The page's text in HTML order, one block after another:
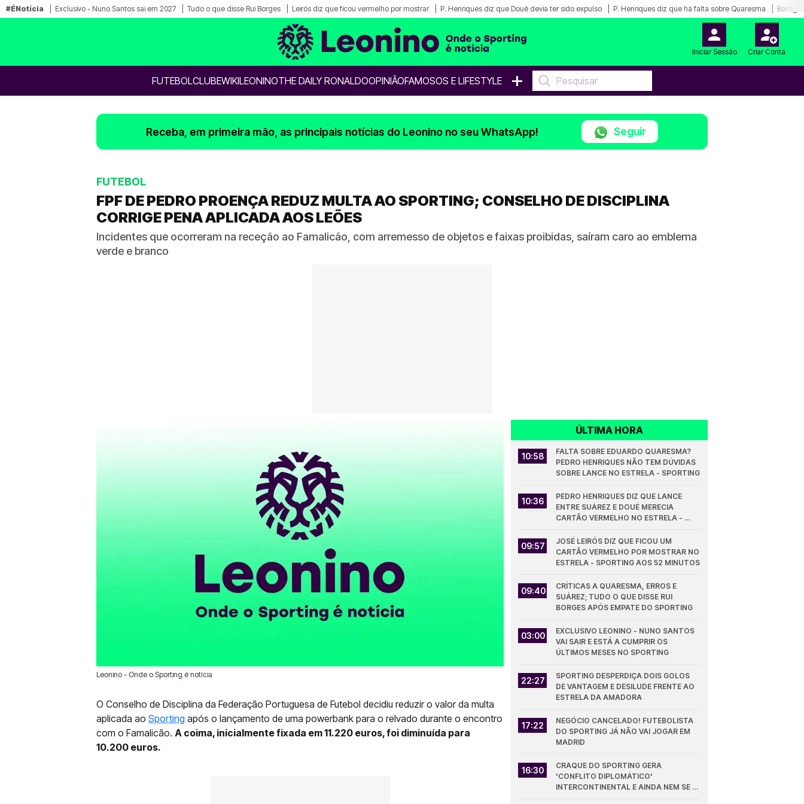
#ÉNotícia Exclusivo - Nuno Santos sai em 2027 Tudo o que disse Rui Borges Leirós diz que ficou vermelho por mostrar P. Henriques diz que Doué devia ter sido expulso P. Henriques diz que há falta sobre Quaresma
Iniciar Sessão Criar Conta
FUTEBOLCLUBEWIKILEONINOTHE DAILY RONALDOOPINIÃOFAMOSOS E LIFESTYLE +
Receba, em primeira mão, as principais notícias do Leonino no seu WhatsApp! Seguir
FUTEBOL
FPF DE PEDRO PROENÇA REDUZ MULTA AO SPORTING; CONSELHO DE DISCIPLINA
CORRIGE PENA APLICADA AOS LEÕES
Incidentes que ocorreram na receção ao Famalicão, com arremesso de objetos e faixas proibidas, saíram caro ao emblema
verde e branco
Leonino - Onde o Sporting é notícia
24 Mar 2025 | 21:12 | 0
O Conselho de Disciplina da Federação Portuguesa de Futebol decidiu reduzir o valor da multa
aplicada ao Sporting após o lançamento de uma powerbank para o relvado durante o encontro
com o Famalicão. A coima, inicialmente fixada em 11.220 euros, foi diminuída para
10.200 euros.
ÚLTIMA HORA
10:58
FALTA SOBRE EDUARDO QUARESMA?
PEDRO HENRIQUES NÃO TEM DÚVIDAS
SOBRE LANCE NO ESTRELA - SPORTING
10:36
PEDRO HENRIQUES DIZ QUE LANCE
ENTRE SUÁREZ E DOUÉ MERECIA
CARTÃO VERMELHO NO ESTRELA -
09:57
JOSÉ LEIRÓS DIZ QUE FICOU UM
CARTÃO VERMELHO POR MOSTRAR NO
ESTRELA - SPORTING AOS 52 MINUTOS
09:40
CRÍTICAS A QUARESMA, ERROS E
SUÁREZ; TUDO O QUE DISSE RUI
BORGES APÓS EMPATE DO SPORTING
03:00
EXCLUSIVO LEONINO - NUNO SANTOS
VAI SAIR E ESTÁ A CUMPRIR OS
ÚLTIMOS MESES NO SPORTING
22:27
SPORTING DESPERDIÇA DOIS GOLOS
DE VANTAGEM E DESILUDE FRENTE AO
ESTRELA DA AMADORA
17:22
NEGÓCIO CANCELADO! FUTEBOLISTA
DO SPORTING JÁ NÃO VAI JOGAR EM
MADRID
16:30
CRAQUE DO SPORTING GERA
'CONFLITO DIPLOMÁTICO'
INTERCONTINENTAL E AINDA NEM SE